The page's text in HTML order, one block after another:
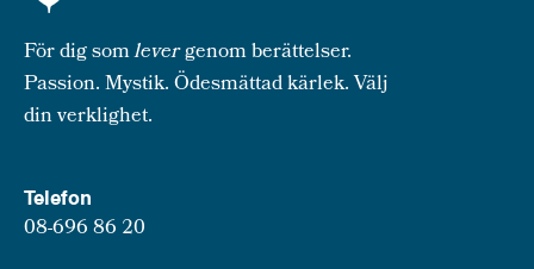
För dig somlevergenom berättelser.
Passion. Mystik. Ödesmättad kärlek. Välj
din verklighet.
Telefon
08-696 86 20